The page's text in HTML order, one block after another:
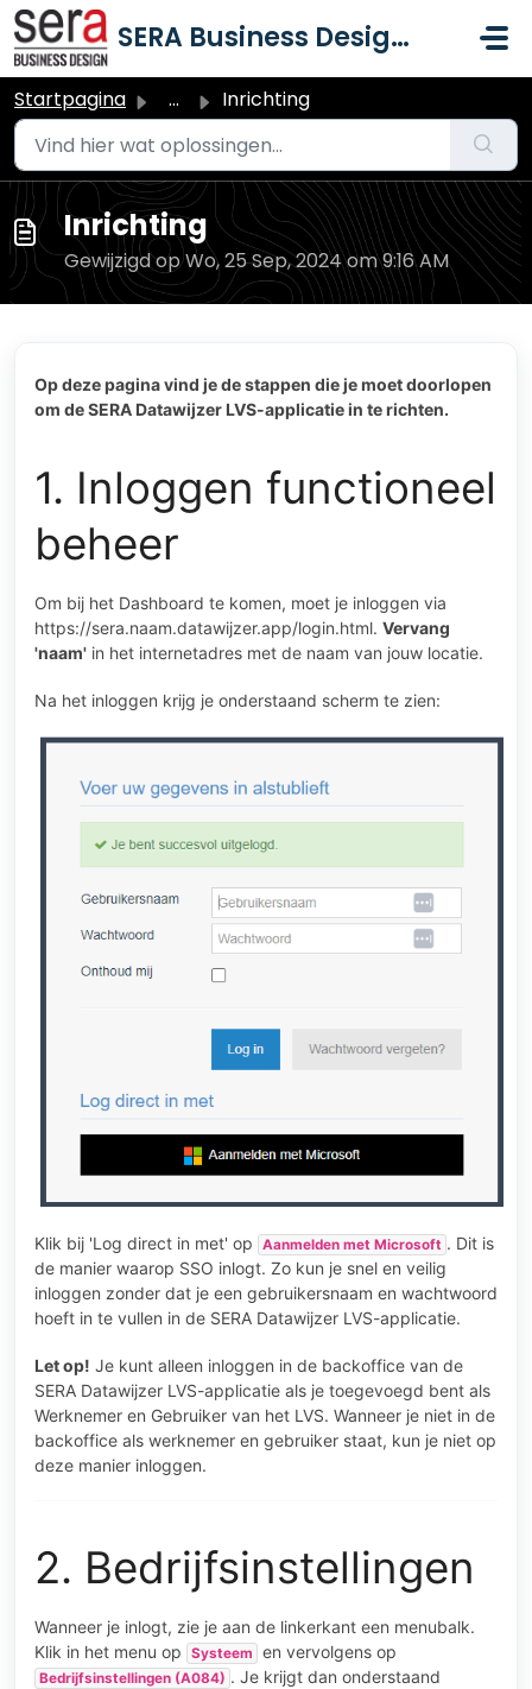
Doorgaan naar hoofdinhoud
SERA Business Design B.V.
Startpagina ... Inrichting
Inrichting
Gewijzigd op Wo, 25 Sep, 2024 om 9:16 AM
Op deze pagina vind je de stappen die je moet doorlopen
om de SERA Datawijzer LVS-applicatie in te richten.
1. Inloggen functioneel
beheer
Om bij het Dashboard te komen, moet je inloggen via
https://sera.naam.datawijzer.app/login.html. Vervang
'naam' in het internetadres met de naam van jouw locatie.
Na het inloggen krijg je onderstaand scherm te zien:
Klik bij 'Log direct in met' op Aanmelden met Microsoft . Dit is
de manier waarop SSO inlogt. Zo kun je snel en veilig
inloggen zonder dat je een gebruikersnaam en wachtwoord
hoeft in te vullen in de SERA Datawijzer LVS-applicatie.
Let op! Je kunt alleen inloggen in de backoffice van de
SERA Datawijzer LVS-applicatie als je toegevoegd bent als
Werknemer en Gebruiker van het LVS. Wanneer je niet in de
backoffice als werknemer en gebruiker staat, kun je niet op
deze manier inloggen.
2. Bedrijfsinstellingen
Wanneer je inlogt, zie je aan de linkerkant een menubalk.
Klik in het menu op
Systeem en vervolgens op
Bedrijfsinstellingen (A084) . Je krijgt dan onderstaand